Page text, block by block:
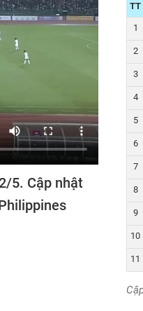
5. Cập nhật
TT
1
2
3
4
5
6
7
8
9
10
11